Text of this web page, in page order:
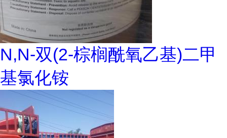
N,N-双(2-棕榈酰氧乙基)二甲
基氯化铵